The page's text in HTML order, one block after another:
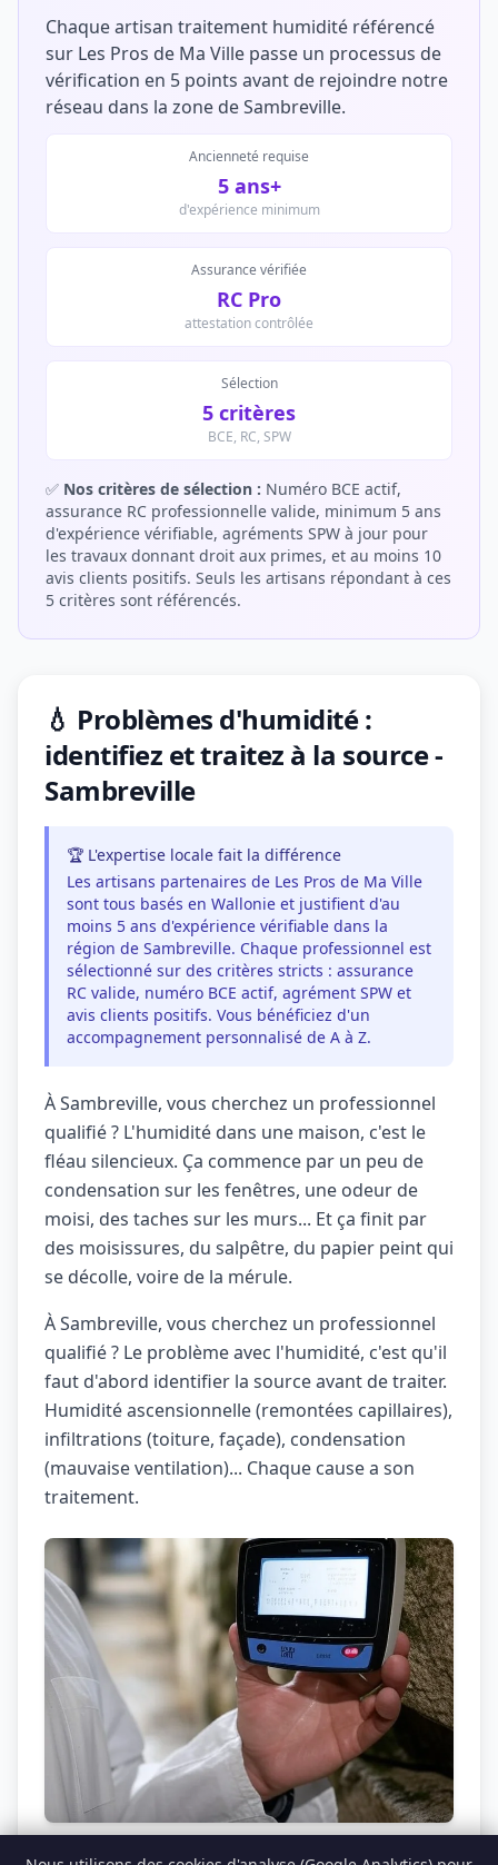
Chaque artisan traitement humidité référencé
sur Les Pros de Ma Ville passe un processus de
vérification en 5 points avant de rejoindre notre
réseau dans la zone de Sambreville.
Ancienneté requise
5 ans+
d'expérience minimum
Assurance vérifiée
RC Pro
attestation contrôlée
Sélection
5 critères
BCE, RC, SPW
✅ Nos critères de sélection : Numéro BCE actif,
assurance RC professionnelle valide, minimum 5 ans
d'expérience vérifiable, agréments SPW à jour pour
les travaux donnant droit aux primes, et au moins 10
avis clients positifs. Seuls les artisans répondant à ces
5 critères sont référencés.
💧 Problèmes d'humidité :
identifiez et traitez à la source -
Sambreville
🏆 L'expertise locale fait la différence
Les artisans partenaires de Les Pros de Ma Ville
sont tous basés en Wallonie et justifient d'au
moins 5 ans d'expérience vérifiable dans la
région de Sambreville. Chaque professionnel est
sélectionné sur des critères stricts : assurance
RC valide, numéro BCE actif, agrément SPW et
avis clients positifs. Vous bénéficiez d'un
accompagnement personnalisé de A à Z.
À Sambreville, vous cherchez un professionnel
qualifié ? L'humidité dans une maison, c'est le
fléau silencieux. Ça commence par un peu de
condensation sur les fenêtres, une odeur de
moisi, des taches sur les murs... Et ça finit par
des moisissures, du salpêtre, du papier peint qui
se décolle, voire de la mérule.
À Sambreville, vous cherchez un professionnel
qualifié ? Le problème avec l'humidité, c'est qu'il
faut d'abord identifier la source avant de traiter.
Humidité ascensionnelle (remontées capillaires),
infiltrations (toiture, façade), condensation
(mauvaise ventilation)... Chaque cause a son
traitement.
Traces d'humidité typiques